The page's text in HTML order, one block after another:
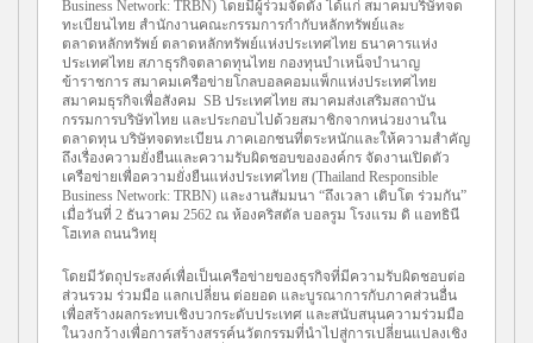
Business Network: TRBN) โดยมีผู้ร่วมจัดตั้ง ได้แก่ สมาคมบริษัทจด
ทะเบียนไทย สำนักงานคณะกรรมการกำกับหลักทรัพย์และ
ตลาดหลักทรัพย์ ตลาดหลักทรัพย์แห่งประเทศไทย ธนาคารแห่ง
ประเทศไทย สภาธุรกิจตลาดทุนไทย กองทุนบำเหน็จบำนาญ
ข้าราชการ สมาคมเครือข่ายโกลบอลคอมแพ็กแห่งประเทศไทย
สมาคมธุรกิจเพื่อสังคม SB ประเทศไทย สมาคมส่งเสริมสถาบัน
กรรมการบริษัทไทย และประกอบไปด้วยสมาชิกจากหน่วยงานใน
ตลาดทุน บริษัทจดทะเบียน ภาคเอกชนที่ตระหนักและให้ความสำคัญ
ถึงเรื่องความยั่งยืนและความรับผิดชอบขององค์กร จัดงานเปิดตัว
เครือข่ายเพื่อความยั่งยืนแห่งประเทศไทย (Thailand Responsible
Business Network: TRBN) และงานสัมมนา “ถึงเวลา เติบโต ร่วมกัน”
เมื่อวันที่ 2 ธันวาคม 2562 ณ ห้องคริสตัล บอลรูม โรงแรม ดิ แอทธินี
โฮเทล ถนนวิทยุ
โดยมีวัตถุประสงค์เพื่อเป็นเครือข่ายของธุรกิจที่มีความรับผิดชอบต่อ
ส่วนรวม ร่วมมือ แลกเปลี่ยน ต่อยอด และบูรณาการกับภาคส่วนอื่น
เพื่อสร้างผลกระทบเชิงบวกระดับประเทศ และสนับสนุนความร่วมมือ
ในวงกว้างเพื่อการสร้างสรรค์นวัตกรรมที่นำไปสู่การเปลี่ยนแปลงเชิง